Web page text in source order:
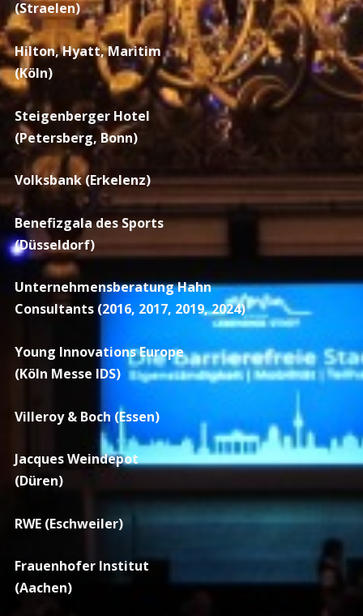
(Straelen)
Hilton, Hyatt, Maritim
(Köln)
Steigenberger Hotel
(Petersberg, Bonn)
Volksbank (Erkelenz)
Benefizgala des Sports
(Düsseldorf)
Unternehmensberatung Hahn
Consultants (2016, 2017, 2019, 2024)
Young Innovations Europe
(Köln Messe IDS)
Villeroy & Boch (Essen)
Jacques Weindepot
(Düren)
RWE (Eschweiler)
Frauenhofer Institut
(Aachen)